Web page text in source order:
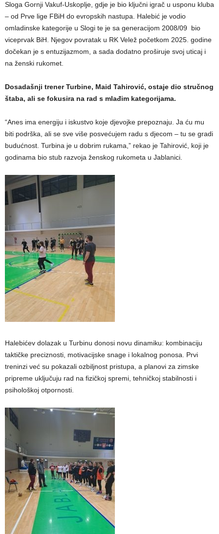
Sloga Gornji Vakuf-Uskoplje, gdje je bio ključni igrač u usponu kluba
– od Prve lige FBiH do evropskih nastupa. Halebić je vodio
omladinske kategorije u Slogi te je sa generacijom 2008/09 bio
viceprvak BiH. Njegov povratak u RK Velež početkom 2025. godine
dočekan je s entuzijazmom, a sada dodatno proširuje svoj uticaj i
na ženski rukomet.
Dosadašnji trener Turbine, Maid Tahirović, ostaje dio stručnog
štaba, ali se fokusira na rad s mlađim kategorijama.
“Anes ima energiju i iskustvo koje djevojke prepoznaju. Ja ću mu
biti podrška, ali se sve više posvećujem radu s djecom – tu se gradi
budućnost. Turbina je u dobrim rukama,” rekao je Tahirović, koji je
godinama bio stub razvoja ženskog rukometa u Jablanici.
Halebićev dolazak u Turbinu donosi novu dinamiku: kombinaciju
taktičke preciznosti, motivacijske snage i lokalnog ponosa. Prvi
treninzi već su pokazali ozbiljnost pristupa, a planovi za zimske
pripreme uključuju rad na fizičkoj spremi, tehničkoj stabilnosti i
psihološkoj otpornosti.